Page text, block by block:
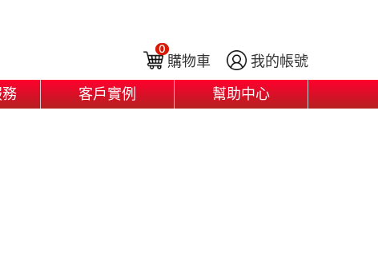
0
購物車
我的帳號
客戶實例 幫助中心